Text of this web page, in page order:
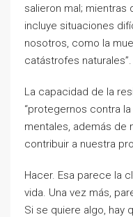
salieron mal;
incluye situaciones
nosotros, como la
catástrofes naturales”.
La capacidad de la
“protegernos contra
mentales, además de
contribuir a nuestra
Hacer. Esa parece la
vida. Una vez más,
Si se quiere algo, hay